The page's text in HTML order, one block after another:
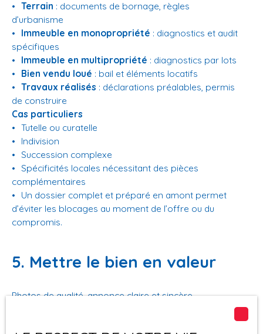
Terrain : documents de bornage, règles
d’urbanisme
Immeuble en monopropriété : diagnostics et audit
spécifiques
Immeuble en multipropriété : diagnostics par lots
Bien vendu loué : bail et éléments locatifs
Travaux réalisés : déclarations préalables, permis
de construire
Cas particuliers
Tutelle ou curatelle
Indivision
Succession complexe
Spécificités locales nécessitant des pièces
complémentaires
Un dossier complet et préparé en amont permet
d’éviter les blocages au moment de l’offre ou du
compromis.
5. Mettre le bien en valeur
Photos de qualité, annonce claire et sincère,